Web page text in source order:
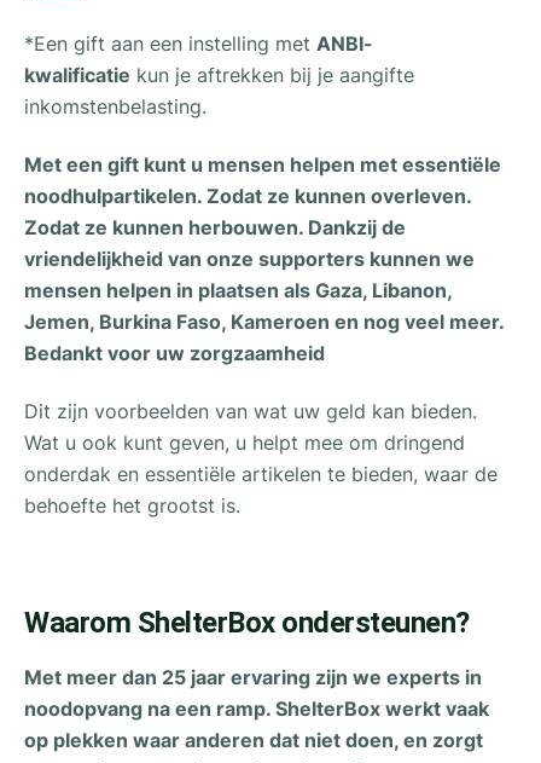
*Een gift aan een instelling met ANBI-
kwalificatie kun je aftrekken bij je aangifte
inkomstenbelasting.
Met een gift kunt u mensen helpen met essentiële
noodhulpartikelen. Zodat ze kunnen overleven.
Zodat ze kunnen herbouwen. Dankzij de
vriendelijkheid van onze supporters kunnen we
mensen helpen in plaatsen als Gaza, Libanon,
Jemen, Burkina Faso, Kameroen en nog veel meer.
Bedankt voor uw zorgzaamheid
Dit zijn voorbeelden van wat uw geld kan bieden.
Wat u ook kunt geven, u helpt mee om dringend
onderdak en essentiële artikelen te bieden, waar de
behoefte het grootst is.
Waarom ShelterBox ondersteunen?
Met meer dan 25 jaar ervaring zijn we experts in
noodopvang na een ramp. ShelterBox werkt vaak
op plekken waar anderen dat niet doen, en zorgt